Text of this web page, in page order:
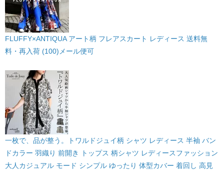
FLUFFY×ANTIQUA アート柄 フレアスカート レディース 送料無
料・再入荷 (100)メール便可
一枚で、品が整う。トワルドジュイ柄 シャツ レディース 半袖 バン
ドカラー 羽織り 前開き トップス 柄シャツ レディースファッション
大人カジュアル モード シンプル ゆったり 体型カバー 着回し 高見